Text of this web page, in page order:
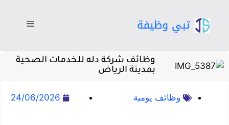
وظائف شركة دله للخدمات الصحية
بمدينة الرياض
وظائف يومية 24/06/2026